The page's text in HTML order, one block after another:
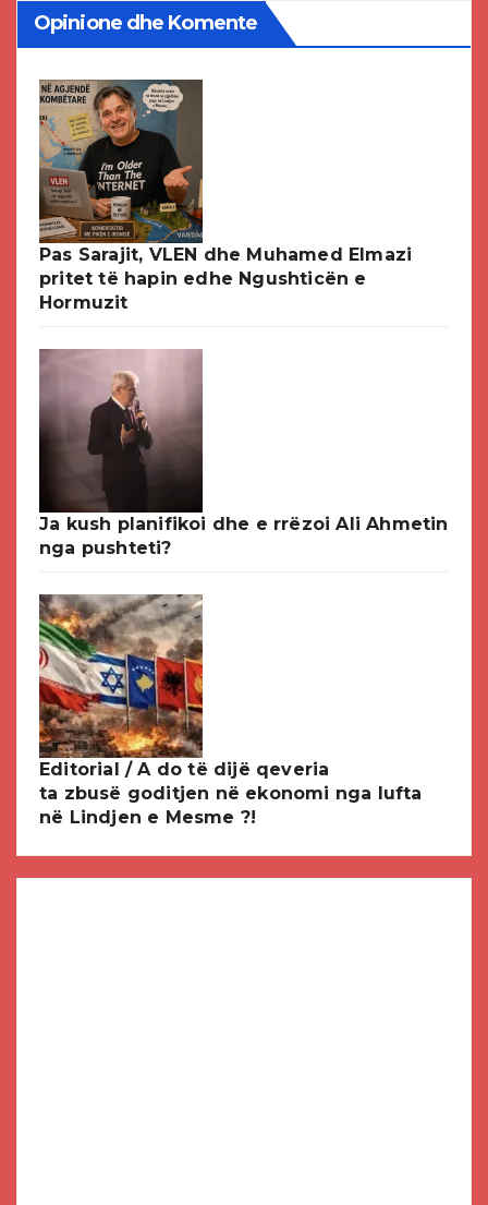
Opinione dhe Komente
Pas Sarajit, VLEN dhe Muhamed Elmazi
pritet të hapin edhe Ngushticën e
Hormuzit
Ja kush planifikoi dhe e rrëzoi Ali Ahmetin
nga pushteti?
Editorial / A do të dijë qeveria
ta zbusë goditjen në ekonomi nga lufta
në Lindjen e Mesme ?!